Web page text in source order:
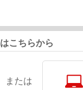
こちらから
または